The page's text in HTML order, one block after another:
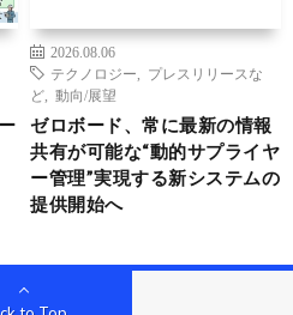
2026.08.06
テクノロジー
プレスリリースな
ど
動向/展望
ゼロボード、常に最新の情報
共有が可能な“動的サプライヤ
ー管理”実現する新システムの
提供開始へ